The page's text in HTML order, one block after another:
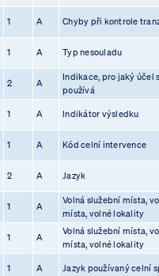
1 A Chyby při kontrole
1 A Typ nesouladu
2 A
Indikace, pro jaký účel
používá
1 A Indikátor výsledku
1 A Kód celní intervence
2 A Jazyk
1 A
Volná služební místa,
místa, volné lokality
1 A
Volná služební místa,
místa, volné lokality
1 A Jazyk používaný celní